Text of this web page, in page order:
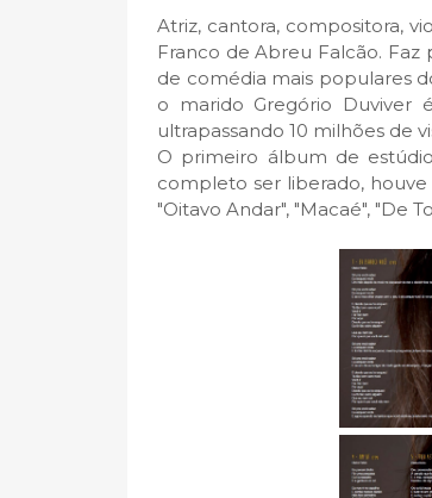
Atriz, cantora, compositora,
Franco de Abreu Falcão.
de comédia mais populares
o marido Gregório
ultrapassando 10 milhões de
O primeiro álbum de estúdio
completo ser liberado,
"Oitavo Andar", "Macaé", "De